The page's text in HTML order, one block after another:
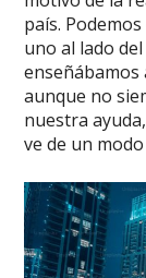
país.
uno al lado
aunque no
nuestra
ve de un